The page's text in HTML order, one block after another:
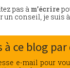
pas à m’écrire
un conseil, je suis
à ce blog
e-mail pour